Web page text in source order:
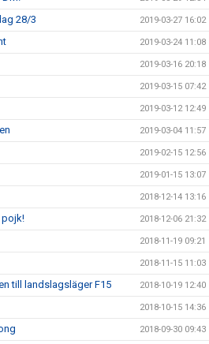
28/3 2019-03-27 16:02
2019-03-24 11:08
2019-03-16 20:18
2019-03-15 07:42
2019-03-12 12:49
2019-03-04 11:57
2019-02-15 12:56
2019-01-15 13:07
2018-12-14 13:16
pojk! 2018-12-06 21:32
2018-11-19 09:21
2018-11-15 11:03
till landslagsläger F15 2018-10-19 12:40
2018-10-15 14:36
2018-09-30 09:43